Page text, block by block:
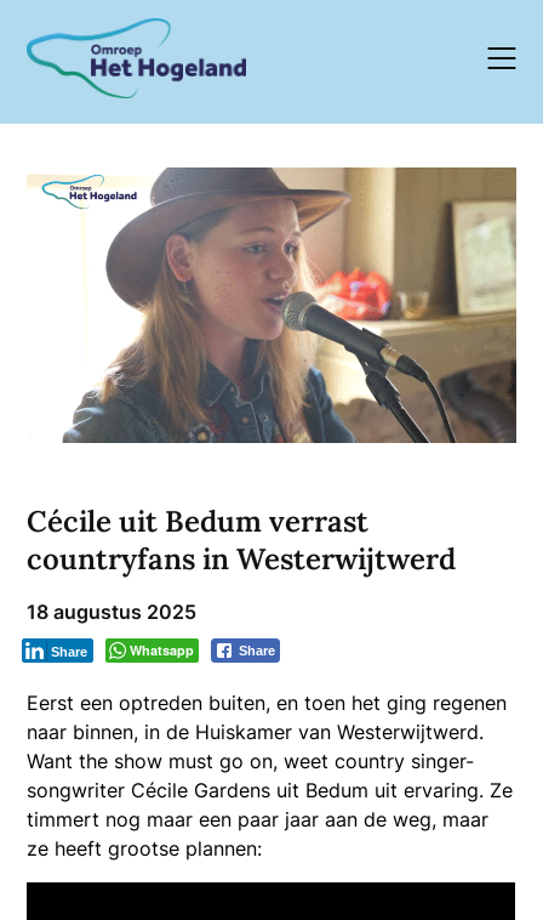
content
Cécile uit Bedum verrast
countryfans in Westerwijtwerd
18 augustus 2025
Whatsapp Share
Share
Eerst een optreden buiten, en toen het ging regenen
naar binnen, in de Huiskamer van Westerwijtwerd.
Want the show must go on, weet country singer-
songwriter Cécile Gardens uit Bedum uit ervaring. Ze
timmert nog maar een paar jaar aan de weg, maar
ze heeft grootse plannen: